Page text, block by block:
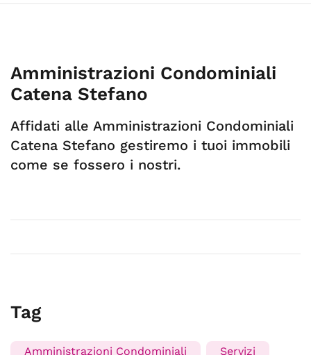
Amministrazioni Condominiali
Catena Stefano
Affidati alle Amministrazioni Condominiali
Catena Stefano gestiremo i tuoi immobili
come se fossero i nostri.
Tag
Amministrazioni Condominiali Servizi